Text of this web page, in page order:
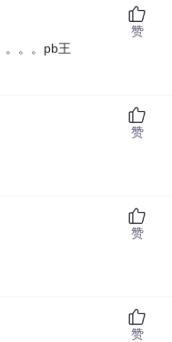
。。。pb王
赞
赞
赞
赞